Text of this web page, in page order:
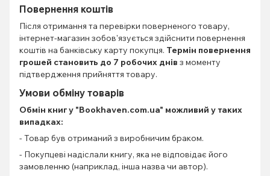
Повернення коштів
Після отримання та перевірки поверненого товару,
інтернет-магазин зобов'язується здійснити повернення
коштів на банківську карту покупця. Термін повернення
грошей становить до 7 робочих днів з моменту
підтвердження прийняття товару.
Умови обміну товарів
Обмін книгу "Bookhaven.com.ua" можливий у таких
випадках:
- Товар був отриманий з виробничим браком.
- Покупцеві надіслали книгу, яка не відповідає його
замовленню (наприклад, інша назва чи автор).